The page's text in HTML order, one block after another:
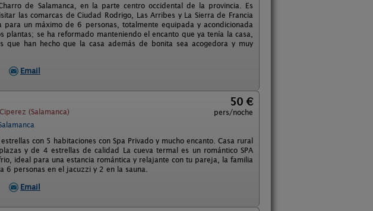
de Salamanca, en la parte centro occidental de la provincia. Es
las comarcas de Ciudad Rodrigo, Las Arribes y La Sierra de Francia
un máximo de 6 personas, totalmente equipada y acondicionada
se ha reformado manteniendo el encanto que ya tenía la casa,
que han hecho que la casa además de bonita sea acogedora y muy
Email
(Salamanca)
50 €
pers/noche
con 5 habitaciones con Spa Privado y mucho encanto. Casa rural
y de 4 estrellas de calidad La cueva termal es un romántico SPA
ideal para una estancia romántica y relajante con tu pareja, la familia
6 personas en el jacuzzi y 2 en la sauna.
Email